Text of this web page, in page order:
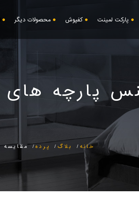
پارکت لمینت کفپوش محصولات دیگر
خانه بلاگ پرده مقایسه 3 جنس پارچه های پرده دی کی